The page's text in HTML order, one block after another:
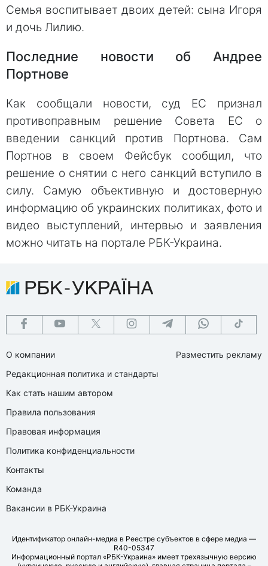
Семья воспитывает двоих детей: сына Игоря
и дочь Лилию.
Последние новости об Андрее
Портнове
Как сообщали новости, суд ЕС признал
противоправным решение Совета ЕС о
введении санкций против Портнова. Сам
Портнов в своем Фейсбук сообщил, что
решение о снятии с него санкций вступило в
силу. Самую объективную и достоверную
информацию об украинских политиках, фото и
видео выступлений, интервью и заявления
можно читать на портале РБК-Украина.
О компании
Редакционная политика и стандарты
Как стать нашим автором
Правила пользования
Правовая информация
Политика конфиденциальности
Контакты
Команда
Вакансии в РБК-Украина
Разместить рекламу
Идентификатор онлайн-медиа в Реестре субъектов в сфере медиа —
R40-05347
Информационный портал «РБК-Украина» имеет трехязычную версию